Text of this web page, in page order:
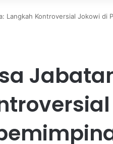
Langkah Kontroversial Jokowi di